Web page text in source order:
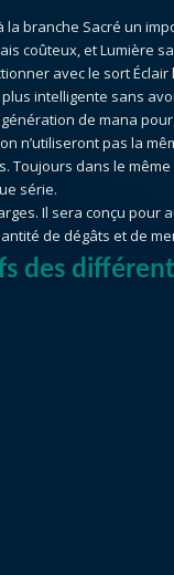
branche Sacré un
coûteux, et Lumière
avec le sort
intelligente sans
de mana
n’utiliseront pas la
Toujours dans le
série.
Il sera conçu pour
de dégâts et de
des